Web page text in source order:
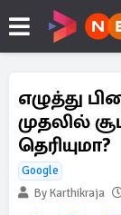
எழுத்து
முதலில்
தெரியுமா?
Google
By Karthikraja